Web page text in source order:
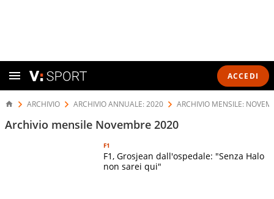
ACCEDI
ARCHIVIO ARCHIVIO ANNUALE: 2020 ARCHIVIO MENSILE:
Archivio mensile Novembre 2020
F1
F1, Grosjean dall'ospedale: "Senza Halo
non sarei qui"